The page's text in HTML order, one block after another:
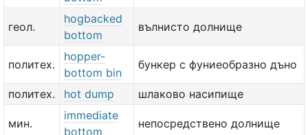
геол.
hogbacked
bottom
вълнисто долнище
политех.
hopper-
bottom bin
бункер с фуниеобразно дъно
политех. hot dump шлаково насипище
мин.
immediate
bottom
непосредствено долнище